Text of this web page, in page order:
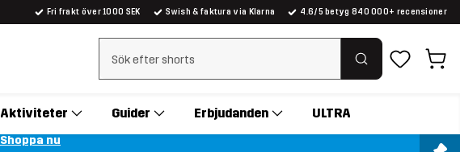
Fri frakt över 1000 SEK Swish & faktura via Klarna 4.6/5 betyg 840 000+ recensioner
Rensa sök
Aktiviteter Guider Erbjudanden ULTRA
Shoppa nu